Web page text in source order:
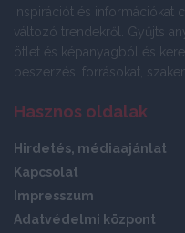
inspirációt és információkat
változó trendekről. Gyűjts
ötlet és képanyagból és
beszerzési forrásokat,
Hasznos oldalak
Hirdetés, médiaajánlat
Kapcsolat
Impresszum
Adatvédelmi központ